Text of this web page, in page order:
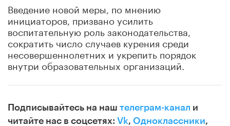
Введение новой меры, по мнению
инициаторов, призвано усилить
воспитательную роль законодательства,
сократить число случаев курения среди
несовершеннолетних и укрепить порядок
внутри образовательных организаций.
Подписывайтесь на наш телеграм-канал и
читайте нас в соцсетях: Vk, Одноклассники,